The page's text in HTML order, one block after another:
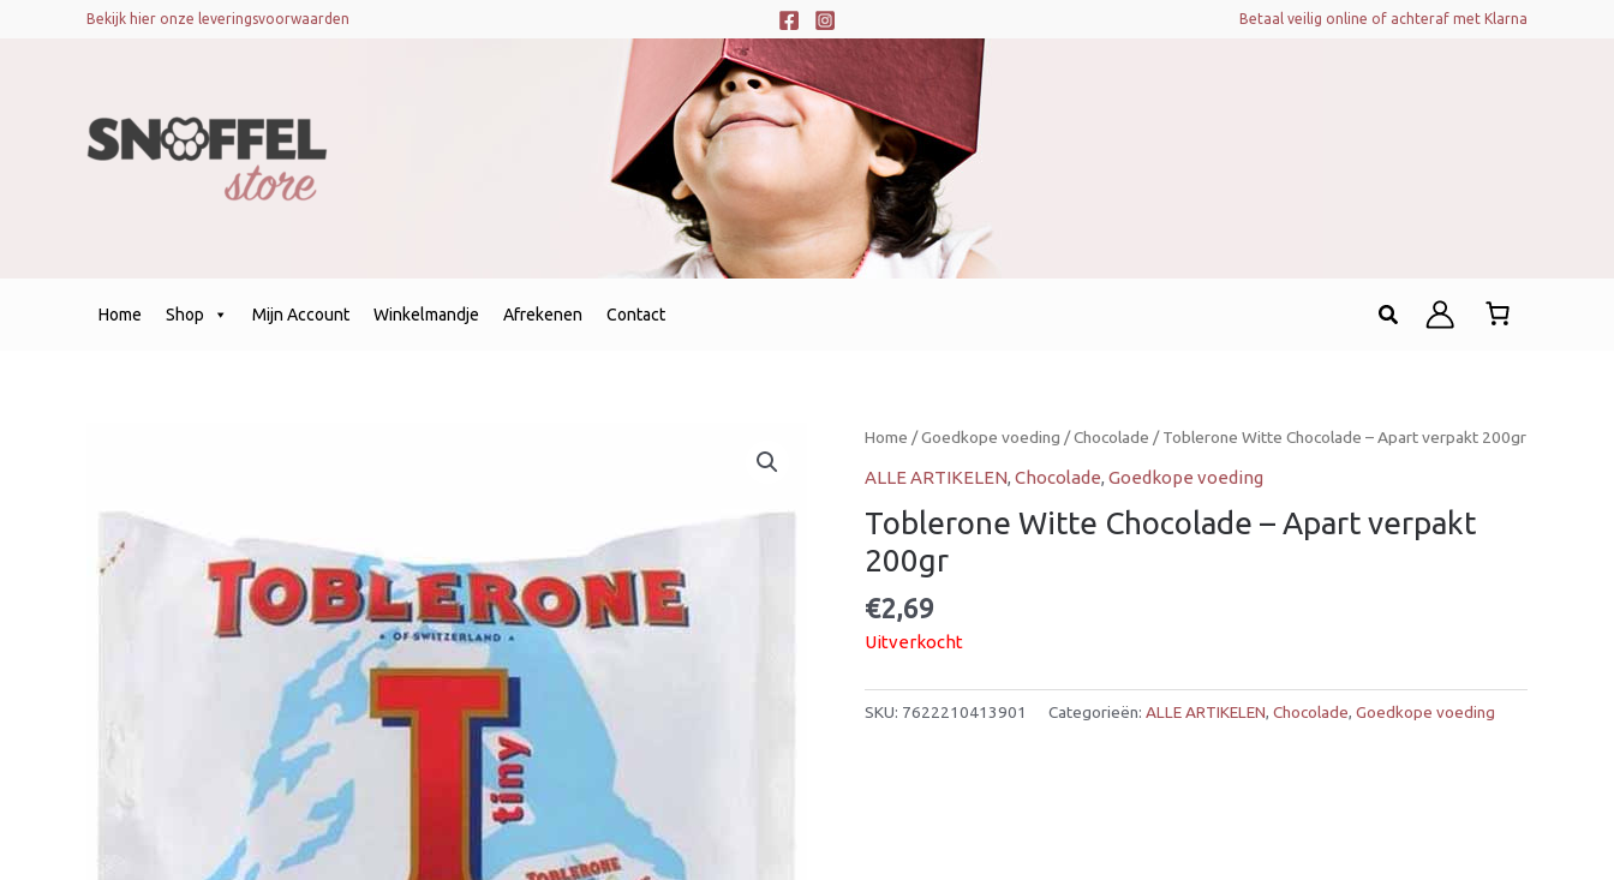
Bekijk hier onze leveringsvoorwaarden Betaal veilig online of achteraf met Klarna
Home Shop Mijn Account Winkelmandje Afrekenen Contact Zoeken
Home /Goedkope voeding /Chocolade / Toblerone Witte Chocolade – Apart verpakt 200gr
ALLE ARTIKELEN, Chocolade, Goedkope voeding
Toblerone Witte Chocolade – Apart verpakt
200gr
€2,69
Uitverkocht
SKU: 7622210413901 Categorieën: ALLE ARTIKELEN, Chocolade, Goedkope voeding